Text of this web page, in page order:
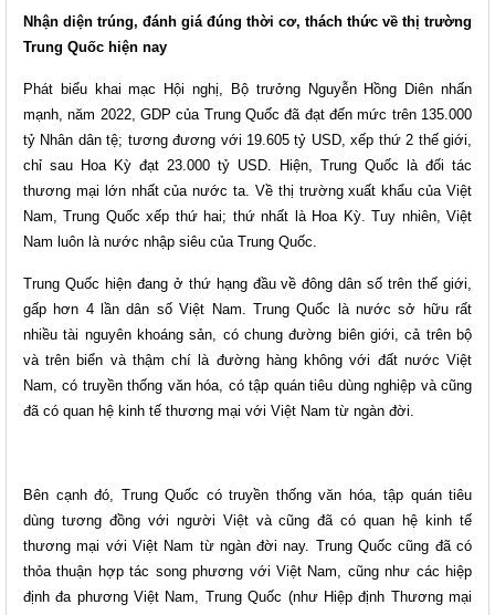
Nhận diện trúng, đánh giá đúng thời cơ, thách thức về thị trường
Trung Quốc hiện nay
Phát biểu khai mạc Hội nghị, Bộ trưởng Nguyễn Hồng Diên nhấn
mạnh, năm 2022, GDP của Trung Quốc đã đạt đến mức trên 135.000
tỷ Nhân dân tệ; tương đương với 19.605 tỷ USD, xếp thứ 2 thế giới,
chỉ sau Hoa Kỳ đạt 23.000 tỷ USD. Hiện, Trung Quốc là đối tác
thương mại lớn nhất của nước ta. Về thị trường xuất khẩu của Việt
Nam, Trung Quốc xếp thứ hai; thứ nhất là Hoa Kỳ. Tuy nhiên, Việt
Nam luôn là nước nhập siêu của Trung Quốc.
Trung Quốc hiện đang ở thứ hạng đầu về đông dân số trên thế giới,
gấp hơn 4 lần dân số Việt Nam. Trung Quốc là nước sở hữu rất
nhiều tài nguyên khoáng sản, có chung đường biên giới, cả trên bộ
và trên biển và thậm chí là đường hàng không với đất nước Việt
Nam, có truyền thống văn hóa, có tập quán tiêu dùng nghiệp và cũng
đã có quan hệ kinh tế thương mại với Việt Nam từ ngàn đời.
Bên cạnh đó, Trung Quốc có truyền thống văn hóa, tập quán tiêu
dùng tương đồng với người Việt và cũng đã có quan hệ kinh tế
thương mại với Việt Nam từ ngàn đời nay. Trung Quốc cũng đã có
thỏa thuận hợp tác song phương với Việt Nam, cũng như các hiệp
định đa phương Việt Nam, Trung Quốc (như Hiệp định Thương mại